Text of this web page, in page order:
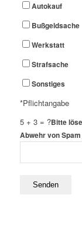
Autokauf
Bußgeldsache
Werkstatt
Strafsache
Sonstiges
*Pflichtangabe
5 + 3 = ?Bitte
Abwehr von Spam